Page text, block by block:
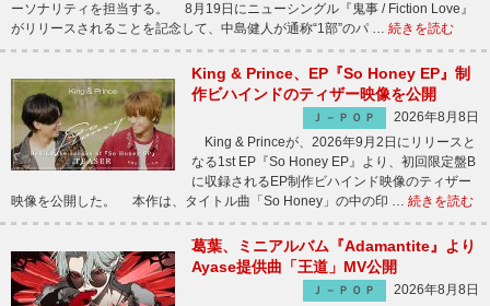
ーソナリティを担当する。 8月19日にニューシングル『鬼事 / Fiction Love』
がリリースされることを記念して、中島健人が通称“1部”のパ … 続きを読む
King & Prince、EP『So Honey EP』制
作ビハインドのティザー映像を公開
Ｊ－ＰＯＰ
2026年8月8日
King & Princeが、2026年9月2日にリリースと
なる1st EP『So Honey EP』より、初回限定盤B
に収録されるEP制作ビハインド映像のティザー
映像を公開した。 本作は、タイトル曲「So Honey」の中の印 … 続きを読む
葛葉、ミニアルバム『Adamantite』より
Ayase提供曲「王道」MV公開
Ｊ－ＰＯＰ
2026年8月8日